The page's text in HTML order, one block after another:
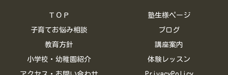
ＴＯＰ 塾生様ページ
子育てお悩み相談 ブログ
教育方針 講座案内
小学校・幼稚園紹介 体験レッスン